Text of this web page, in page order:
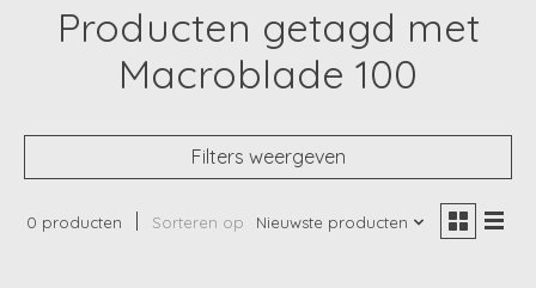
Producten getagd met
Macroblade 100
Filters weergeven
0 producten Sorteren op Nieuwste producten